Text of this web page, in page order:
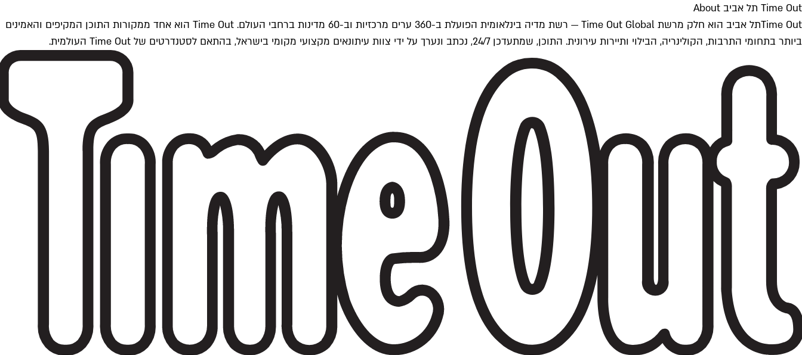
Time Out תל אביב About
Time Outתל אביב הוא חלק מרשת Time Out Global — רשת מדיה בינלאומית הפועלת ב-360 ערים מרכזיות וב-60 מדינות ברחבי העולם. Time Out הוא אחד ממקורות התוכן המקיפים והאמינים
ביותר בתחומי התרבות, הקולינריה, הבילוי ותיירות עירונית. התוכן, שמתעדכן 24/7, נכתב ונערך על ידי צוות עיתונאים מקצועי מקומי בישראל, בהתאם לסטנדרטים של Time Out העולמית.